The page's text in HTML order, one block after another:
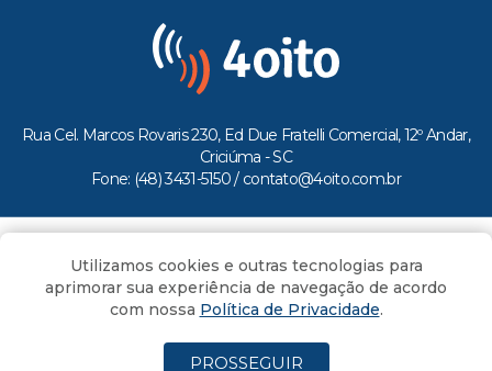
Rua Cel. Marcos Rovaris 230, Ed Due Fratelli Comercial, 12º Andar,
Criciúma - SC
Fone: (48) 3431-5150 / contato@4oito.com.br
Todos os direitos reservados ao Portal 4oito
Utilizamos cookies e outras tecnologias para
aprimorar sua experiência de navegação de acordo
com nossa Política de Privacidade.
PROSSEGUIR